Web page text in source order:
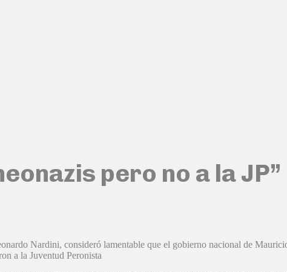
pero no a la JP”
Nardini, consideró lamentable que el gobierno nacional de
a la Juventud Peronista